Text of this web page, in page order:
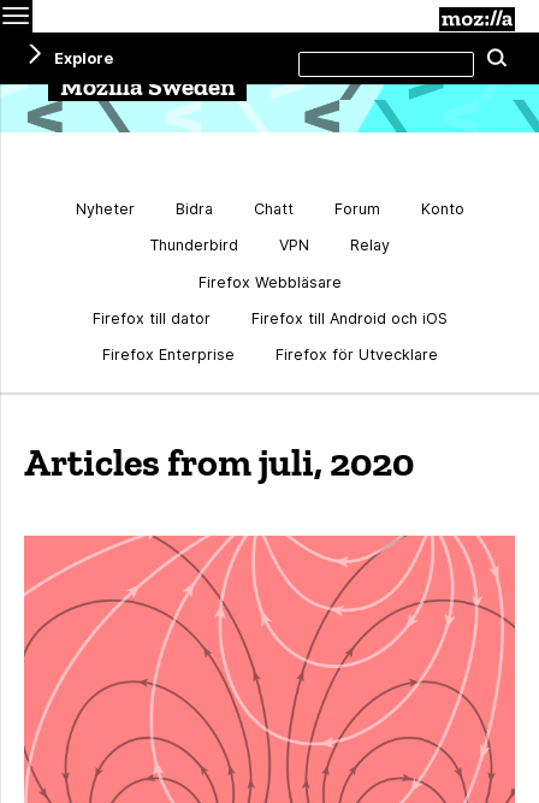
Mozilla Sweden
Explore
this
site
Nyheter Bidra Chatt Forum Konto
Thunderbird VPN Relay
Firefox Webbläsare
Firefox till dator Firefox till Android och iOS
Firefox Enterprise Firefox för Utvecklare
Articles from juli, 2020